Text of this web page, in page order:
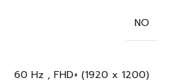
NO
60 Hz , FHD+ (1920 x 1200)